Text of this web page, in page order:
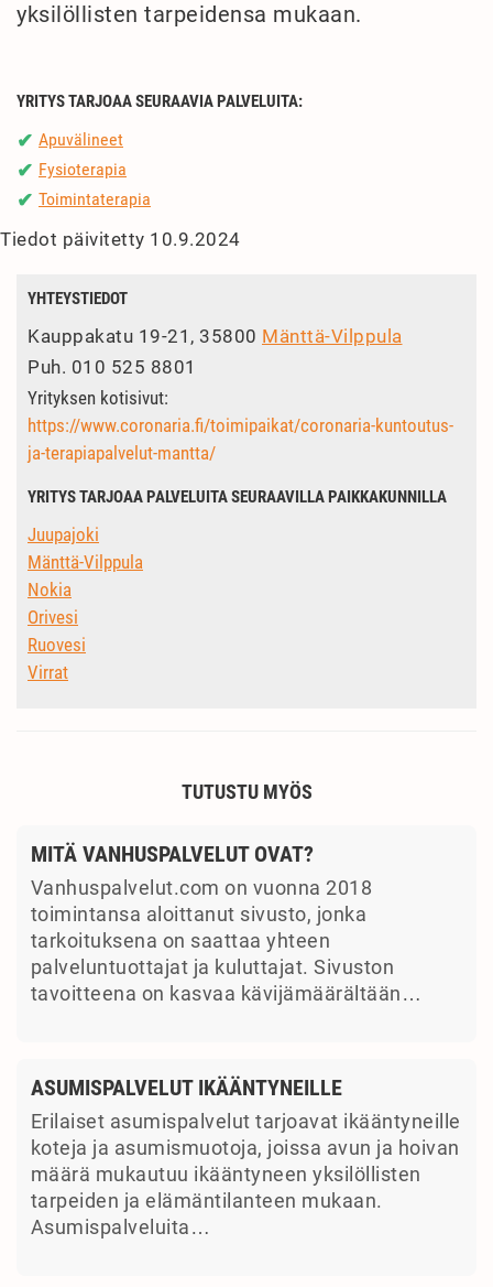
yksilöllisten tarpeidensa mukaan.
YRITYS TARJOAA SEURAAVIA PALVELUITA:
✔ Apuvälineet
✔ Fysioterapia
✔ Toimintaterapia
Tiedot päivitetty 10.9.2024
YHTEYSTIEDOT
Kauppakatu 19-21, 35800 Mänttä-Vilppula
Puh. 010 525 8801
Yrityksen kotisivut:
https://www.coronaria.fi/toimipaikat/coronaria-kuntoutus-
ja-terapiapalvelut-mantta/
YRITYS TARJOAA PALVELUITA SEURAAVILLA PAIKKAKUNNILLA
Juupajoki
Mänttä-Vilppula
Nokia
Orivesi
Ruovesi
Virrat
TUTUSTU MYÖS
MITÄ VANHUSPALVELUT OVAT?
Vanhuspalvelut.com on vuonna 2018
toimintansa aloittanut sivusto, jonka
tarkoituksena on saattaa yhteen
palveluntuottajat ja kuluttajat. Sivuston
tavoitteena on kasvaa kävijämäärältään…
ASUMISPALVELUT IKÄÄNTYNEILLE
Erilaiset asumispalvelut tarjoavat ikääntyneille
koteja ja asumismuotoja, joissa avun ja hoivan
määrä mukautuu ikääntyneen yksilöllisten
tarpeiden ja elämäntilanteen mukaan.
Asumispalveluita…